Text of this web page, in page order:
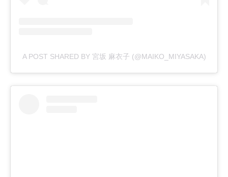
A POST SHARED BY 宮坂 麻衣子 (@MAIKO_MIYASAKA)